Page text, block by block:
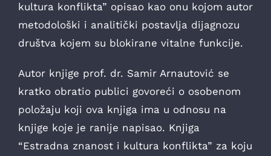
kultura konflikta” opisao kao onu kojom autor
metodološki i analitički postavlja dijagnozu
društva kojem su blokirane vitalne funkcije.
Autor knjige prof. dr. Samir Arnautović se
kratko obratio publici govoreći o osobenom
položaju koji ova knjiga ima u odnosu na
knjige koje je ranije napisao. Knjiga
“Estradna znanost i kultura konflikta” za koju